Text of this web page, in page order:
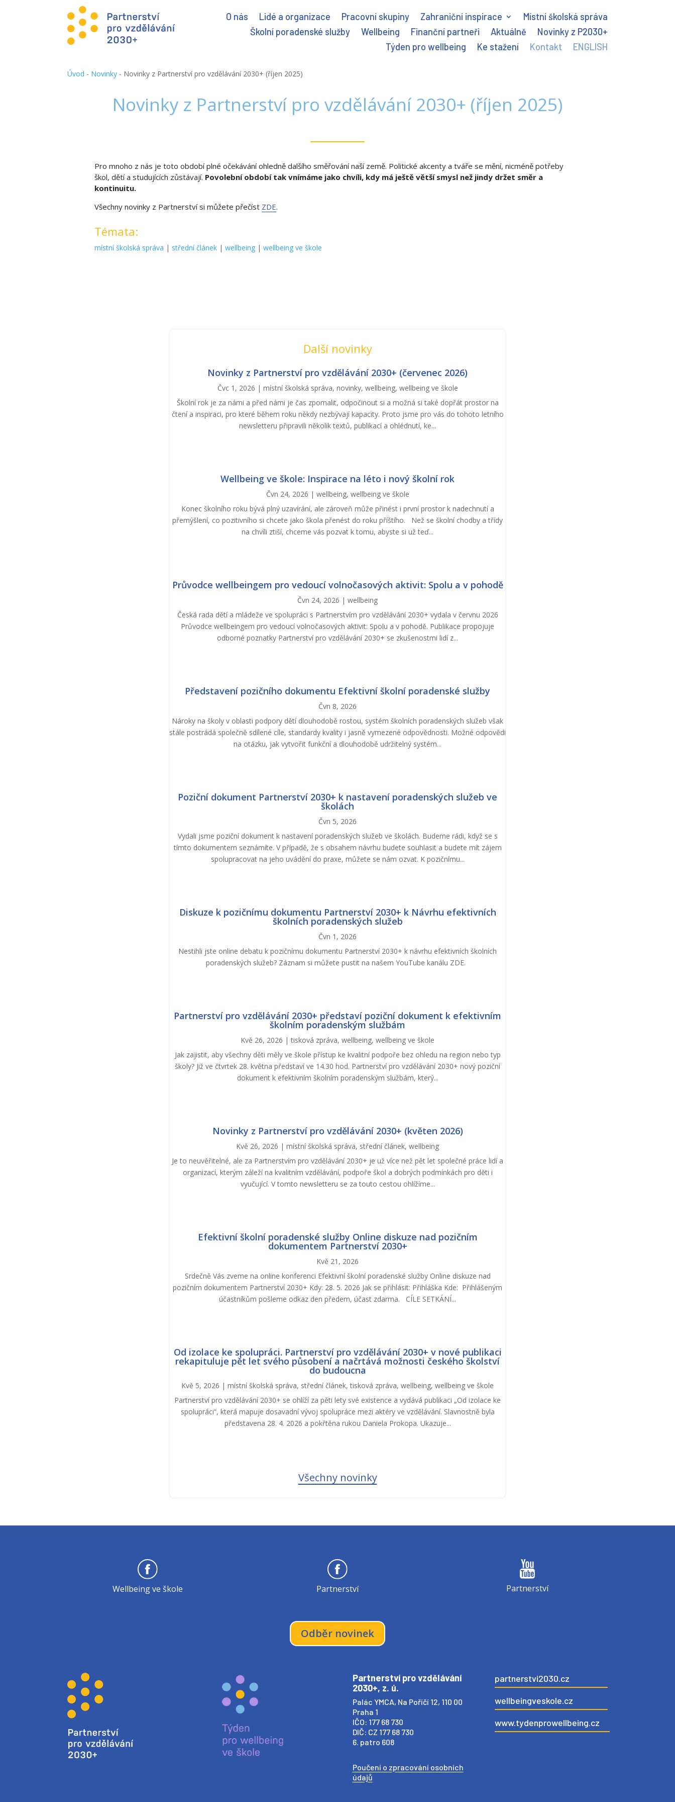
O nás Lidé a organizace Pracovní skupiny Zahraniční inspirace
Místní školská správa
Školní poradenské služby
Wellbeing Finanční partneři Aktuálně
Novinky z P2030+
Týden pro wellbeing
Ke stažení Kontakt ENGLISH
Úvod - Novinky - Novinky z Partnerství pro vzdělávání 2030+ (říjen 2025)
Novinky z Partnerství pro vzdělávání 2030+ (říjen 2025)
Pro mnoho z nás je toto období plné očekávání ohledně dalšího směřování naší země. Politické akcenty a tváře se mění, nicméně potřeby
škol, dětí a studujících zůstávají. Povolební období tak vnímáme jako chvíli, kdy má ještě větší smysl než jindy držet směr a
kontinuitu.
Všechny novinky z Partnerství si můžete přečíst ZDE.
Témata:
místní školská správa | střední článek |wellbeing |wellbeing ve škole
Další novinky
Novinky z Partnerství pro vzdělávání 2030+ (červenec 2026)
Čvc 1, 2026 | místní školská správa, novinky, wellbeing, wellbeing ve škole
Školní rok je za námi a před námi je čas zpomalit, odpočinout si a možná si také dopřát prostor na
čtení a inspiraci, pro které během roku někdy nezbývají kapacity. Proto jsme pro vás do tohoto letního
newsletteru připravili několik textů, publikací a ohlédnutí, ke...
Wellbeing ve škole: Inspirace na léto i nový školní rok
Čvn 24, 2026 | wellbeing, wellbeing ve škole
Konec školního roku bývá plný uzavírání, ale zároveň může přinést i první prostor k nadechnutí a
přemýšlení, co pozitivního si chcete jako škola přenést do roku příštího. Než se školní chodby a třídy
na chvíli ztiší, chceme vás pozvat k tomu, abyste si už teď...
Průvodce wellbeingem pro vedoucí volnočasových aktivit: Spolu a v pohodě
Čvn 24, 2026 | wellbeing
Česká rada dětí a mládeže ve spolupráci s Partnerstvím pro vzdělávání 2030+ vydala v červnu 2026
Průvodce wellbeingem pro vedoucí volnočasových aktivit: Spolu a v pohodě. Publikace propojuje
odborné poznatky Partnerství pro vzdělávání 2030+ se zkušenostmi lidí z...
Představení pozičního dokumentu Efektivní školní poradenské služby
Čvn 8, 2026
Nároky na školy v oblasti podpory dětí dlouhodobě rostou, systém školních poradenských služeb však
stále postrádá společně sdílené cíle, standardy kvality i jasně vymezené odpovědnosti. Možné odpovědi
na otázku, jak vytvořit funkční a dlouhodobě udržitelný systém...
Poziční dokument Partnerství 2030+ k nastavení poradenských služeb ve
školách
Čvn 5, 2026
Vydali jsme poziční dokument k nastavení poradenských služeb ve školách. Budeme rádi, když se s
tímto dokumentem seznámíte. V případě, že s obsahem návrhu budete souhlasit a budete mít zájem
spolupracovat na jeho uvádění do praxe, můžete se nám ozvat. K pozičnímu...
Diskuze k pozičnímu dokumentu Partnerství 2030+ k Návrhu efektivních
školních poradenských služeb
Čvn 1, 2026
Nestihli jste online debatu k pozičnímu dokumentu Partnerství 2030+ k návrhu efektivních školních
poradenských služeb? Záznam si můžete pustit na našem YouTube kanálu ZDE.
Partnerství pro vzdělávání 2030+ představí poziční dokument k efektivním
školním poradenským službám
Kvě 26, 2026 |tisková zpráva, wellbeing, wellbeing ve škole
Jak zajistit, aby všechny děti měly ve škole přístup ke kvalitní podpoře bez ohledu na region nebo typ
školy? Již ve čtvrtek 28. května představí ve 14.30 hod. Partnerství pro vzdělávání 2030+ nový poziční
dokument k efektivním školním poradenským službám, který...
Novinky z Partnerství pro vzdělávání 2030+ (květen 2026)
Kvě 26, 2026 | místní školská správa, střední článek, wellbeing
Je to neuvěřitelné, ale za Partnerstvím pro vzdělávání 2030+ je už více než pět let společné práce lidí a
organizací, kterým záleží na kvalitním vzdělávání, podpoře škol a dobrých podmínkách pro děti i
vyučující. V tomto newsletteru se za touto cestou ohlížíme...
Efektivní školní poradenské služby Online diskuze nad pozičním
dokumentem Partnerství 2030+
Kvě 21, 2026
Srdečně Vás zveme na online konferenci Efektivní školní poradenské služby Online diskuze nad
pozičním dokumentem Partnerství 2030+ Kdy: 28. 5. 2026 Jak se přihlásit: Přihláška Kde: Přihlášeným
účastníkům pošleme odkaz den předem, účast zdarma. CÍLE SETKÁNÍ...
Od izolace ke spolupráci. Partnerství pro vzdělávání 2030+ v nové publikaci
rekapituluje pět let svého působení a načrtává možnosti českého školství
do budoucna
Kvě 5, 2026 | místní školská správa, střední článek,tisková zpráva, wellbeing, wellbeing ve škole
Partnerství pro vzdělávání 2030+ se ohlíží za pěti lety své existence a vydává publikaci „Od izolace ke
spolupráci“, která mapuje dosavadní vývoj spolupráce mezi aktéry ve vzdělávání. Slavnostně byla
představena 28. 4. 2026 a pokřtěna rukou Daniela Prokopa. Ukazuje...
Všechny novinky
Wellbeing ve škole Partnerství Partnerství
Odběr novinek
Partnerství pro vzdělávání
2030+, z. ú.
Palác YMCA, Na Poříčí 12, 110 00
Praha 1
IČO: 177 68 730
DIČ: CZ 177 68 730
6. patro 608
Poučení o zpracování osobních
údajů
partnerstvi2030.cz
wellbeingveskole.cz
www.tydenprowellbeing.cz